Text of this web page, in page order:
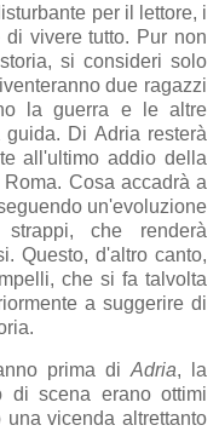
per il lettore, i
vivere tutto. Pur non
si consideri solo
due ragazzi
la guerra e le altre
Di Adria resterà
all'ultimo addio della
Cosa accadrà a
un'evoluzione
che renderà
Questo, d'altro canto,
che si fa talvolta
a suggerire di
prima diAdria, la
di scena erano ottimi
vicenda altrettanto